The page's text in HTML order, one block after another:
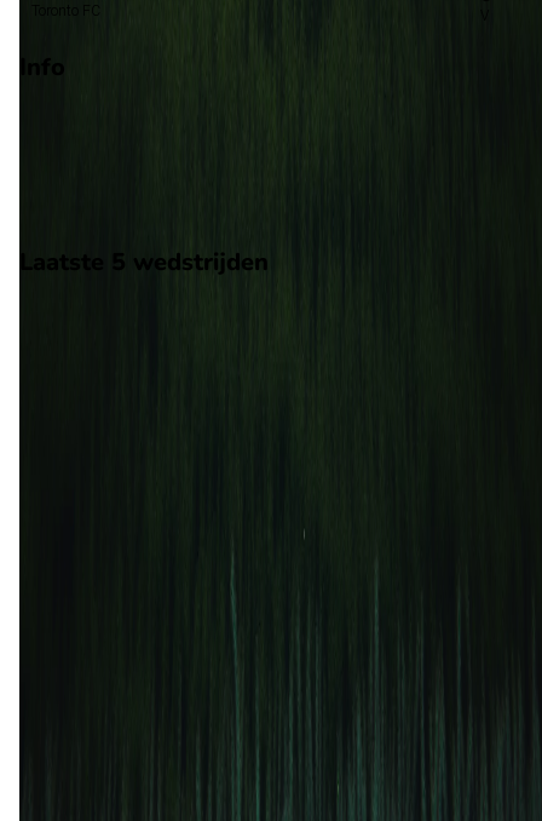
Info
Laatste 5 wedstrijden